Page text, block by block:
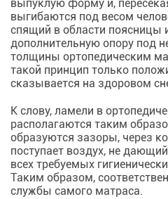
выпуклую форму и,
выгибаются под весом
спящий в области поясницы
дополнительную опору под
толщины ортопедическим
такой принцип только
сказывается на здоровом
К слову, ламели в
располагаются таким
образуются зазоры, через
поступает воздух, не
всех требуемых
Таким образом,
службы самого матраса.